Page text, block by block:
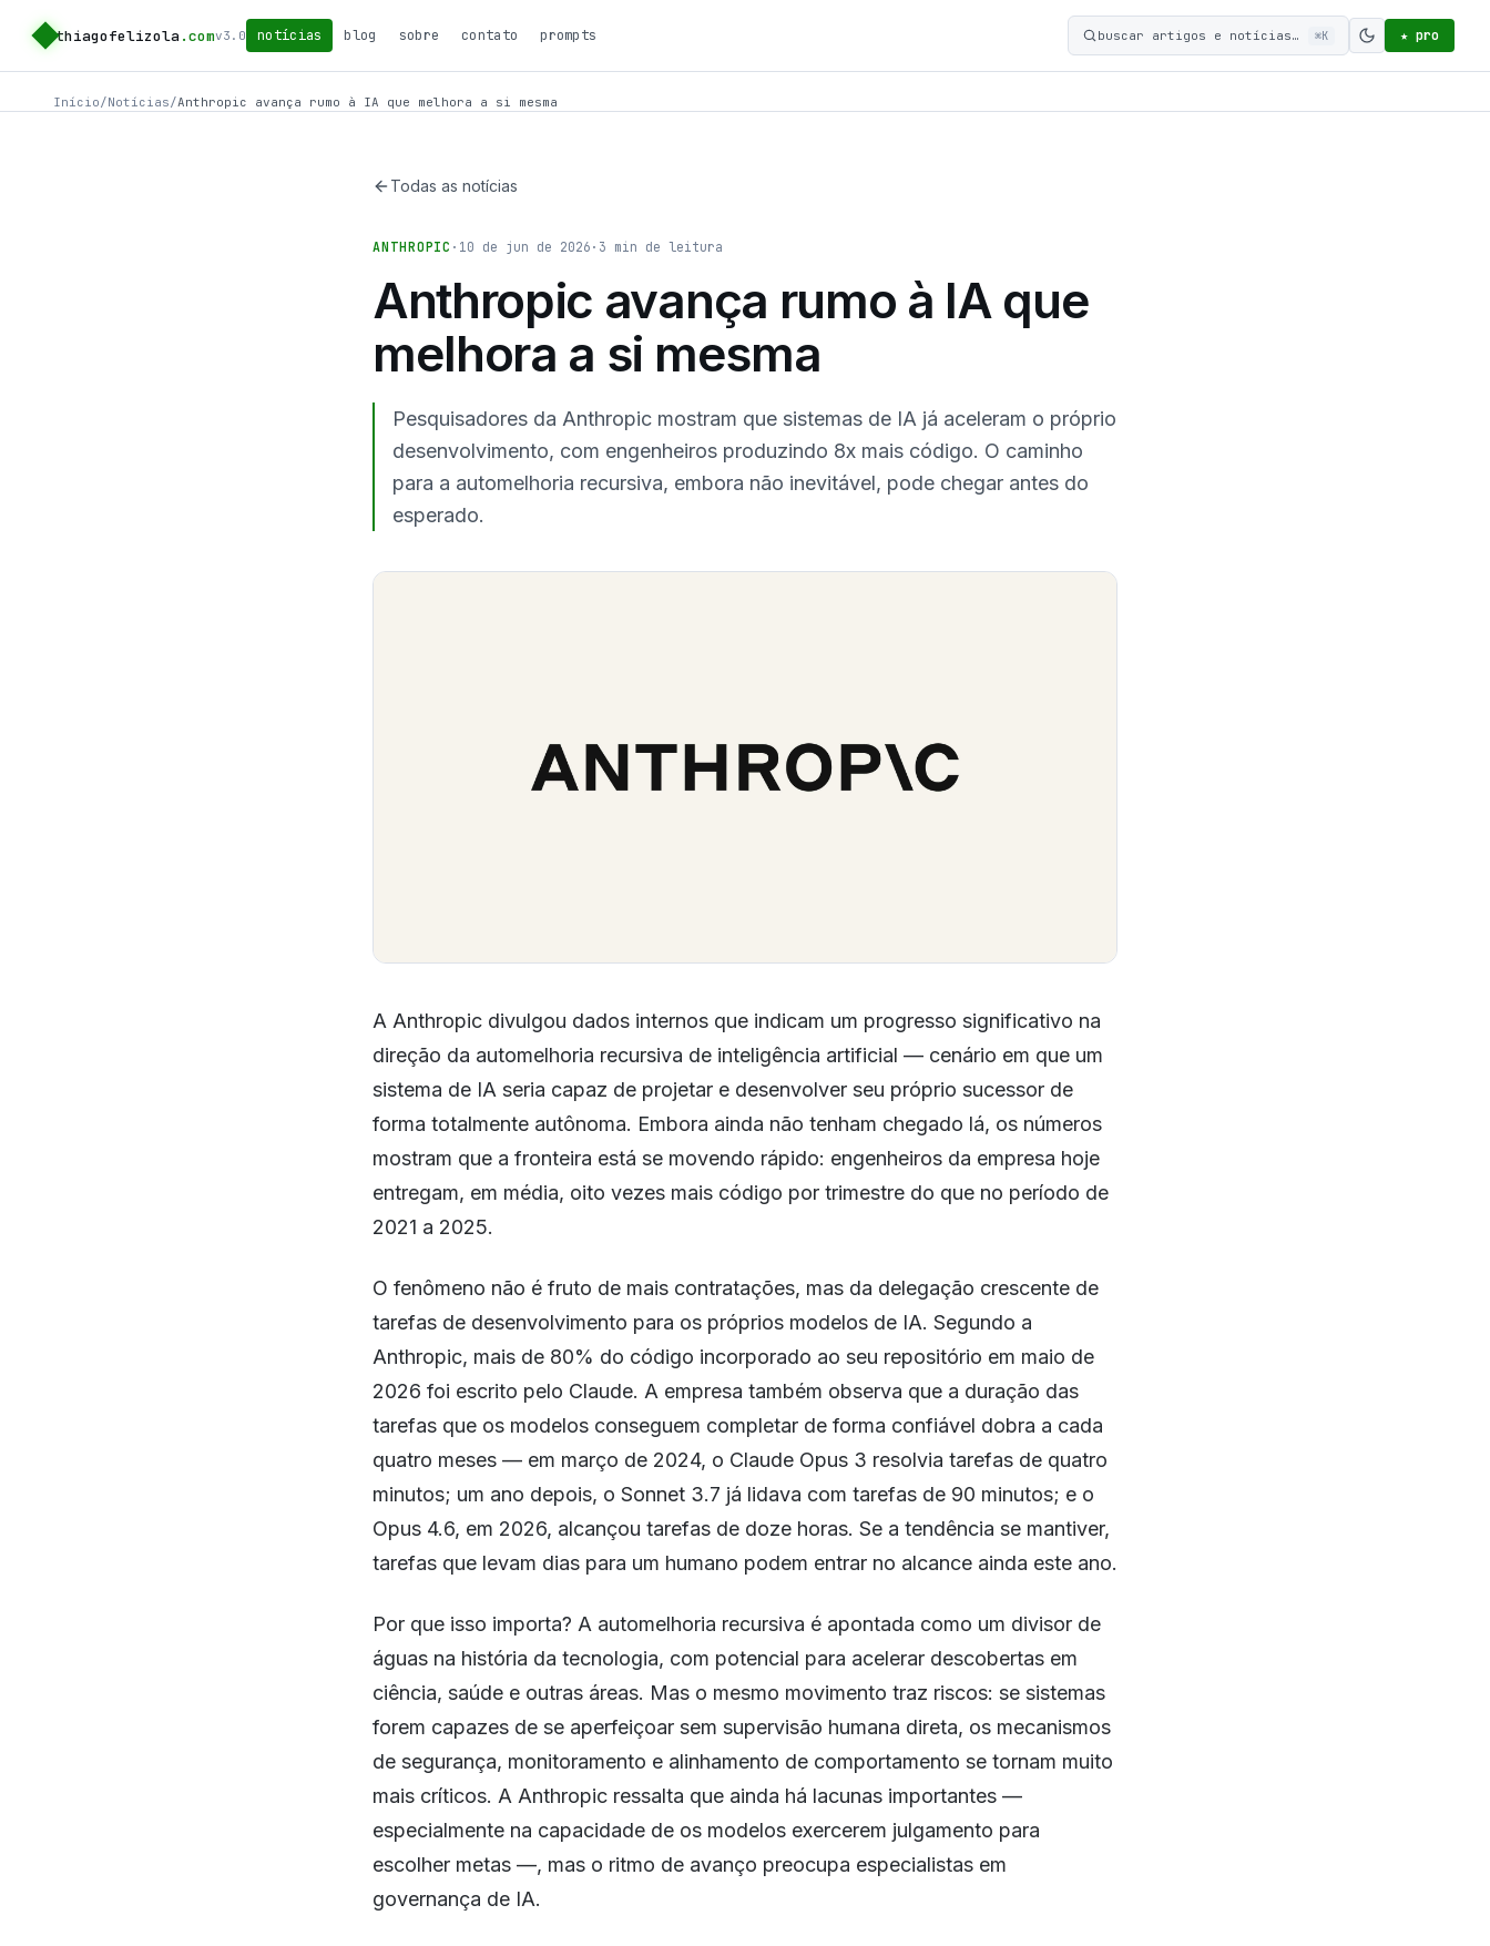
thiagofelizola .comv3.0 notícias blog sobre contato prompts buscar artigos e notícias… ⌘K
Ativar modo
★ pro
Início/Notícias/Anthropic avança rumo à IA que melhora a si mesma
Todas as notícias
ANTHROPIC · 10 de jun de 2026 · 3 min de leitura
Anthropic avança rumo à IA que
melhora a si mesma
Pesquisadores da Anthropic mostram que sistemas de IA já aceleram o próprio
desenvolvimento, com engenheiros produzindo 8x mais código. O caminho
para a automelhoria recursiva, embora não inevitável, pode chegar antes do
esperado.
A Anthropic divulgou dados internos que indicam um progresso significativo na
direção da automelhoria recursiva de inteligência artificial — cenário em que um
sistema de IA seria capaz de projetar e desenvolver seu próprio sucessor de
forma totalmente autônoma. Embora ainda não tenham chegado lá, os números
mostram que a fronteira está se movendo rápido: engenheiros da empresa hoje
entregam, em média, oito vezes mais código por trimestre do que no período de
2021 a 2025.
O fenômeno não é fruto de mais contratações, mas da delegação crescente de
tarefas de desenvolvimento para os próprios modelos de IA. Segundo a
Anthropic, mais de 80% do código incorporado ao seu repositório em maio de
2026 foi escrito pelo Claude. A empresa também observa que a duração das
tarefas que os modelos conseguem completar de forma confiável dobra a cada
quatro meses — em março de 2024, o Claude Opus 3 resolvia tarefas de quatro
minutos; um ano depois, o Sonnet 3.7 já lidava com tarefas de 90 minutos; e o
Opus 4.6, em 2026, alcançou tarefas de doze horas. Se a tendência se mantiver,
tarefas que levam dias para um humano podem entrar no alcance ainda este ano.
Por que isso importa? A automelhoria recursiva é apontada como um divisor de
águas na história da tecnologia, com potencial para acelerar descobertas em
ciência, saúde e outras áreas. Mas o mesmo movimento traz riscos: se sistemas
forem capazes de se aperfeiçoar sem supervisão humana direta, os mecanismos
de segurança, monitoramento e alinhamento de comportamento se tornam muito
mais críticos. A Anthropic ressalta que ainda há lacunas importantes —
especialmente na capacidade de os modelos exercerem julgamento para
escolher metas —, mas o ritmo de avanço preocupa especialistas em
governança de IA.